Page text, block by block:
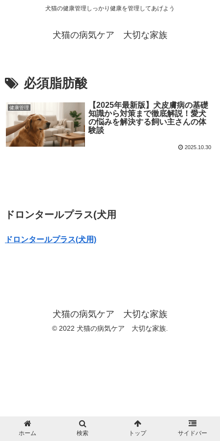
犬猫の健康管理しっかり健康を管理してあげよう
犬猫の病気ケア 大切な家族
必須脂肪酸
健康管理
【2025年最新版】犬皮膚病の基礎
知識から対策まで徹底解説！愛犬
の悩みを解決する飼い主さんの体
験談
2025.10.30
ドロンタールプラス(犬用
ドロンタールプラス(犬用)
犬猫の病気ケア 大切な家族
© 2022 犬猫の病気ケア 大切な家族.
ホーム 検索 トップ サイドバー